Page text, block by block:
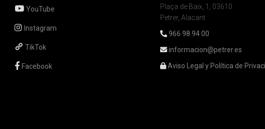
YouTube
Instagram
TikTok
Facebook
Plaça de Baix, 1, 03610
Petrer, Alacant
966 98 94 00
informacion@petrer.es
Aviso Legal y Política de